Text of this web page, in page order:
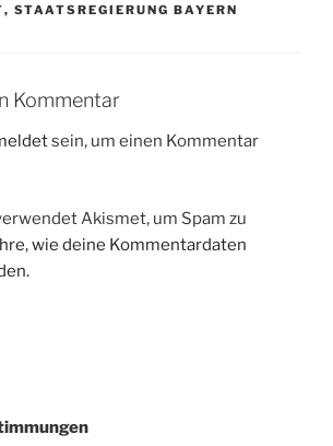
, STAATSREGIERUNG BAYERN
Kommentar
sein, um einen Kommentar
Akismet, um Spam zu
wie deine Kommentardaten